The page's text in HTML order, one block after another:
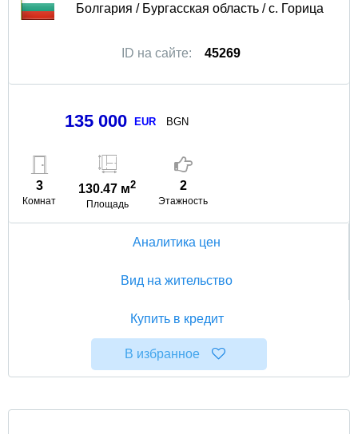
Болгария / Бургасская область / с. Горица
45269
ID на сайте:
135 000 EUR BGN
3
Комнат
130.47 м2
Площадь
2
Этажность
Аналитика цен
Вид на жительство
Купить в кредит
В избранное